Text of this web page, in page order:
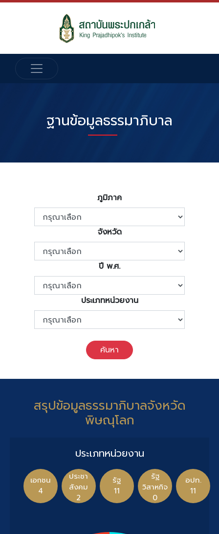
ฐานข้อมูลธรรมาภิบาล
ภูมิภาค
จังหวัด
ปี พ.ศ.
ประเภทหน่วยงาน
ค้นหา
สรุปข้อมูลธรรมาภิบาลจังหวัด
พิษณุโลก
ประเภทหน่วยงาน
เอกชน
4
ประชา
สังคม
2
รัฐ
11
รัฐ
วิสาหกิจ
0
อปท.
11